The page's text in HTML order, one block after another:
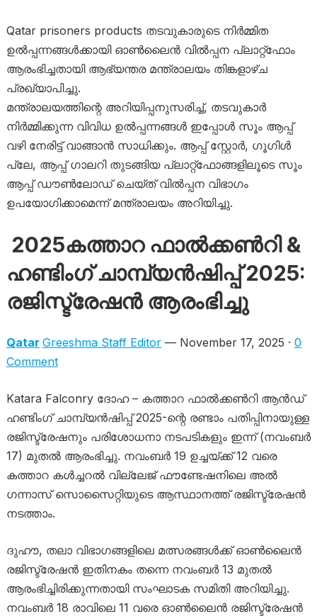
Qatar prisoners products തടവുകാരുടെ നിർമ്മിത
ഉൽപ്പന്നങ്ങൾക്കായി ഓൺലൈൻ വിൽപ്പന പ്ലാറ്റ്‌ഫോം
ആരംഭിച്ചതായി ആഭ്യന്തര മന്ത്രാലയം തിങ്കളാഴ്ച
പ്രഖ്യാപിച്ചു.
മന്ത്രാലയത്തിന്റെ അറിയിപ്പനുസരിച്ച്, തടവുകാർ
നിർമ്മിക്കുന്ന വിവിധ ഉൽപ്പന്നങ്ങൾ ഇപ്പോൾ സൂം ആപ്പ്
വഴി നേരിട്ട് വാങ്ങാൻ സാധിക്കും. ആപ്പ് സ്റ്റോർ, ഗൂഗിൾ
പ്ലേ, ആപ്പ് ഗാലറി തുടങ്ങിയ പ്ലാറ്റ്‌ഫോങ്ങളിലൂടെ സൂം
ആപ്പ് ഡൗൺലോഡ് ചെയ്ത് വിൽപ്പന വിഭാഗം
ഉപയോഗിക്കാമെന്ന് മന്ത്രാലയം അറിയിച്ചു.
2025കത്താറ ഫാൽക്കൺറി &
ഹണ്ടിംഗ് ചാമ്പ്യൻഷിപ്പ് 2025:
രജിസ്ട്രേഷൻ ആരംഭിച്ചു
Qatar Greeshma Staff Editor— November 17, 2025 · 0
Comment
Katara Falconry ദോഹ – കത്താറ ഫാൽക്കൺറി ആൻഡ്
ഹണ്ടിംഗ് ചാമ്പ്യൻഷിപ്പ് 2025-ന്റെ രണ്ടാം പതിപ്പിനായുള്ള
രജിസ്ട്രേഷനും പരിശോധനാ നടപടികളും ഇന്ന് (നവംബർ
17) മുതൽ ആരംഭിച്ചു. നവംബർ 19 ഉച്ചയ്ക്ക് 12 വരെ
കത്താറ കൾച്ചറൽ വില്ലേജ് ഫൗണ്ടേഷനിലെ അൽ
ഗന്നാസ് സൊസൈറ്റിയുടെ ആസ്ഥാനത്ത് രജിസ്ട്രേഷൻ
നടത്താം.
ദുഹൗ, തലാ വിഭാഗങ്ങളിലെ മത്സരങ്ങൾക്ക് ഓൺലൈൻ
രജിസ്ട്രേഷൻ ഇതിനകം തന്നെ നവംബർ 13 മുതൽ
ആരംഭിച്ചിരിക്കുന്നതായി സംഘാടക സമിതി അറിയിച്ചു.
നവംബർ 18 രാവിലെ 11 വരെ ഓൺലൈൻ രജിസ്ട്രേഷൻ